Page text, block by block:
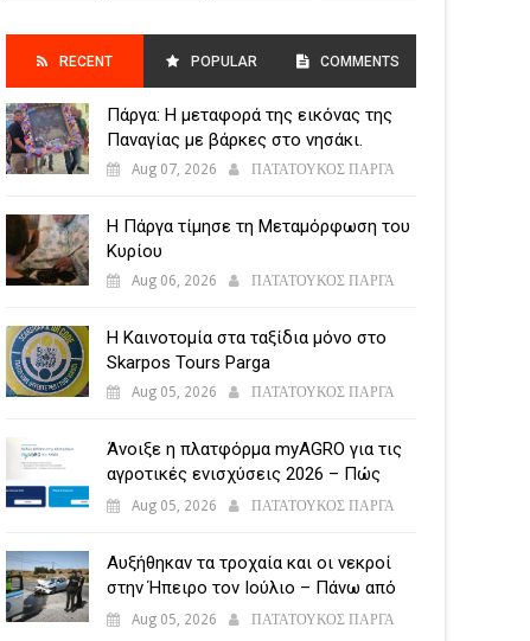
RECENT POPULAR
POSTS
COMMENTS
Πάργα: Η μεταφορά της εικόνας της
Παναγίας με βάρκες στο νησάκι.
Aug 07, 2026 ΠΑΤΑΤΟΥΚΟΣ ΠΑΡΓΑ
Η Πάργα τίμησε τη Μεταμόρφωση του
Κυρίου
Aug 06, 2026 ΠΑΤΑΤΟΥΚΟΣ ΠΑΡΓΑ
Η Καινοτομία στα ταξίδια μόνο στο
Skarpos Tours Parga
Aug 05, 2026 ΠΑΤΑΤΟΥΚΟΣ ΠΑΡΓΑ
Άνοιξε η πλατφόρμα myAGRO για τις
αγροτικές ενισχύσεις 2026 – Πώς
υποβάλλεται η Ενιαία Αίτηση
Aug 05, 2026 ΠΑΤΑΤΟΥΚΟΣ ΠΑΡΓΑ
Αυξήθηκαν τα τροχαία και οι νεκροί
στην Ήπειρο τον Ιούλιο – Πάνω από
5.500 παραβάσεις
Aug 05, 2026 ΠΑΤΑΤΟΥΚΟΣ ΠΑΡΓΑ